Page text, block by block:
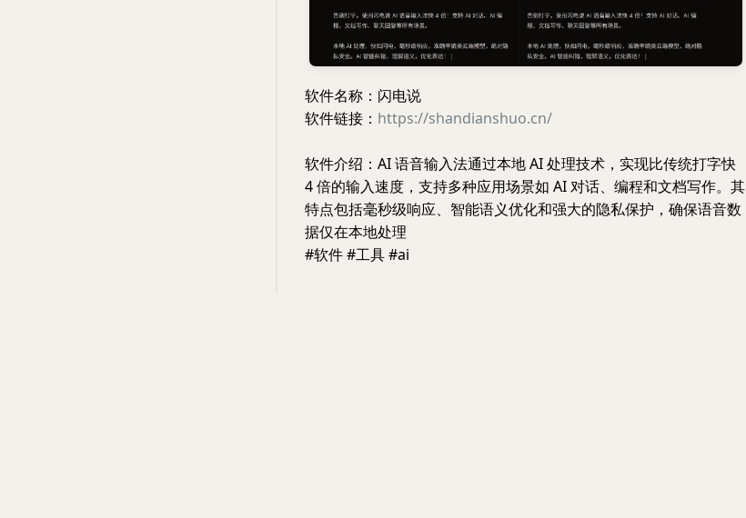
软件名称：闪电说
软件链接： https://shandianshuo.cn/
软件介绍：AI 语音输入法通过本地 AI 处理技术，实现比传统打字快
4 倍的输入速度，支持多种应用场景如 AI 对话、编程和文档写作。其
特点包括毫秒级响应、智能语义优化和强大的隐私保护，确保语音数
据仅在本地处理
#软件 #工具 #ai